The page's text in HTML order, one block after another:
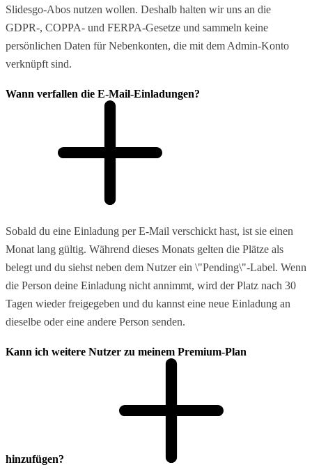
Slidesgo-Abos nutzen wollen. Deshalb halten wir uns an die
GDPR-, COPPA- und FERPA-Gesetze und sammeln keine
persönlichen Daten für Nebenkonten, die mit dem Admin-Konto
verknüpft sind.
Wann verfallen die E-Mail-Einladungen?
Sobald du eine Einladung per E-Mail verschickt hast, ist sie einen
Monat lang gültig. Während dieses Monats gelten die Plätze als
belegt und du siehst neben dem Nutzer ein \"Pending\"-Label. Wenn
die Person deine Einladung nicht annimmt, wird der Platz nach 30
Tagen wieder freigegeben und du kannst eine neue Einladung an
dieselbe oder eine andere Person senden.
Kann ich weitere Nutzer zu meinem Premium-Plan
hinzufügen?